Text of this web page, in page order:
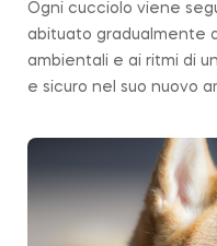
Ogni cucciolo viene
abituato gradualmente
ambientali e ai ritmi di
e sicuro nel suo nuovo